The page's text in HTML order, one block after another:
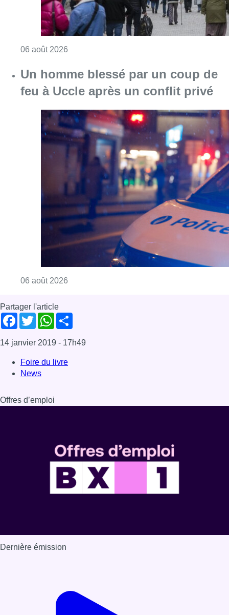
06 août 2026
Un homme blessé par un coup de
feu à Uccle après un conflit privé
06 août 2026
Partager l'article
Facebook
TwitterWhatsApp
14 janvier 2019 - 17h49
Foire du livre
News
Offres d’emploi
Dernière émission